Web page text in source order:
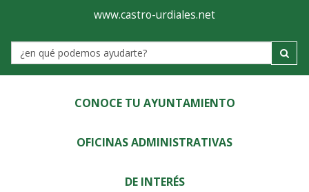
Ayuntamiento
de
Castro-
Urdiales
www.castro-urdiales.net
Label
CONOCE TU AYUNTAMIENTO
OFICINAS ADMINISTRATIVAS
DE INTERÉS